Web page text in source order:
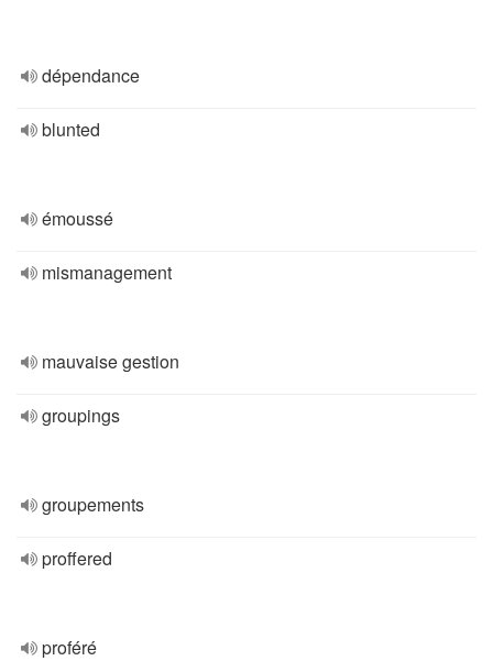
dépendance
blunted
émoussé
mismanagement
mauvaise gestion
groupings
groupements
proffered
proféré